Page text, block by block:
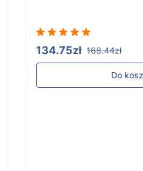
134.75zł 168.44zł
Do